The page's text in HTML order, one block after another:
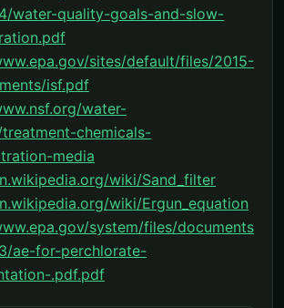
water-quality-goals-and-slow-
sites/default/files/2015-
isf.pdf
water-
chemicals-
media
wiki/Sand_filter
wiki/Ergun_equation
system/files/documents
ae-for-perchlorate-
.pdf.pdf